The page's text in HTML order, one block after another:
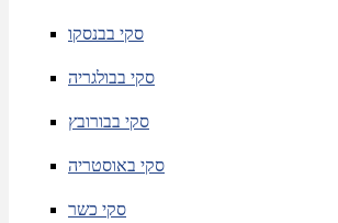
סקי בבנסקו
סקי בבולגריה
סקי בבורובץ
סקי באוסטריה
סקי כשר